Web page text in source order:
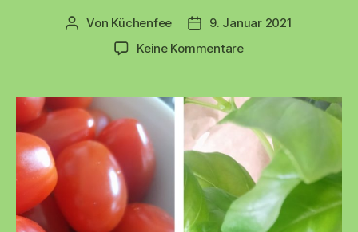
Beitragsautor
Von Küchenfee Beitragsdatum
9. Januar 2021
Keine Kommentarezu
🧀